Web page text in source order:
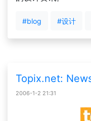
#blog #设计
Topix.net:
2006-1-2 21:31